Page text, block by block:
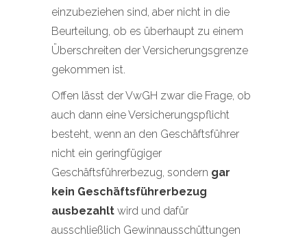
einzubeziehen sind, aber nicht in die
Beurteilung, ob es überhaupt zu einem
Überschreiten der Versicherungsgrenze
gekommen ist.
Offen lässt der VwGH zwar die Frage, ob
auch dann eine Versicherungspflicht
besteht, wenn an den Geschäftsführer
nicht ein geringfügiger
Geschäftsführerbezug, sondern gar
kein Geschäftsführerbezug
ausbezahlt wird und dafür
ausschließlich Gewinnausschüttungen